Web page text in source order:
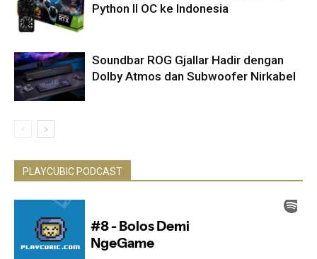
Python II OC ke Indonesia
Soundbar ROG Gjallar Hadir dengan
Dolby Atmos dan Subwoofer Nirkabel
PLAYCUBIC PODCAST